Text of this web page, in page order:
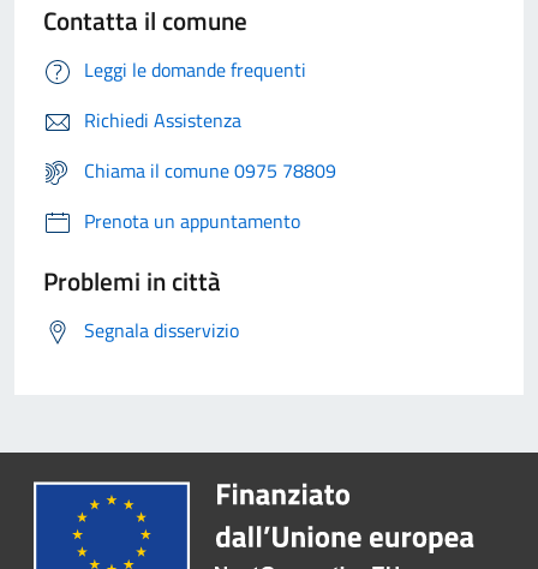
Contatta il comune
Leggi le domande frequenti
Richiedi Assistenza
Chiama il comune 0975 78809
Prenota un appuntamento
Problemi in città
Segnala disservizio